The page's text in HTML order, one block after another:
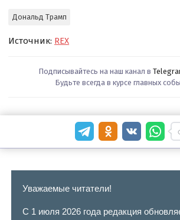
Дональд Трамп
Источник: REX
Подписывайтесь на наш канал в
Будьте всегда в курсе главных
Уважаемые читатели!
С 1 июля 2026 года редакция